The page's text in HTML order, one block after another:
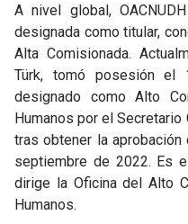
A nivel global,
designada como titular,
Alta Comisionada.
Türk, tomó posesión el
designado como Alto
Humanos por el Secretario
tras obtener la
septiembre de 2022. Es
dirige la Oficina del Alto
Humanos.